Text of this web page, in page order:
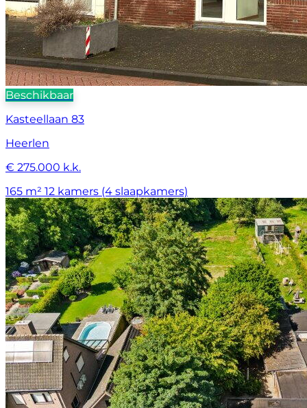
Beschikbaar
Kasteellaan 83
Heerlen
€ 275.000 k.k.
165 m² 12 kamers (4 slaapkamers)